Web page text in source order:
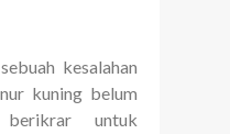
kesalahan
kuning belum
berikrar untuk